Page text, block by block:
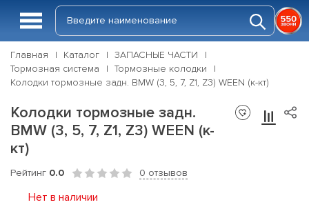
Главная Каталог
ЗАПАСНЫЕ ЧАСТИ
Тормозная система
Тормозные колодки
Колодки тормозные задн. BMW (3, 5, 7, Z1, Z3) WEEN (к-кт)
Колодки тормозные задн.
BMW (3, 5, 7, Z1, Z3) WEEN (к-
кт)
Рейтинг 0.0 0 отзывов
Нет в наличии